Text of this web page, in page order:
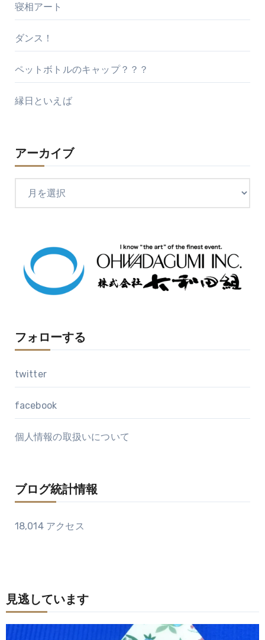
寝相アート
ダンス！
ペットボトルのキャップ？？？
縁日といえば
アーカイブ
フォローする
twitter
facebook
個人情報の取扱いについて
ブログ統計情報
18,014 アクセス
見逃しています